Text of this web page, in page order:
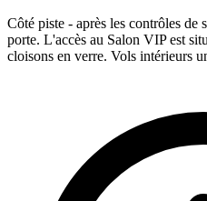
Côté piste - après les contrôles de
porte. L'accès au Salon VIP est
cloisons en verre. Vols intérieurs